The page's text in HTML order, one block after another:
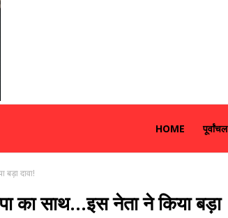
HOME पूर्वांचल
बड़ा दावा!
का साथ...इस नेता ने किया बड़ा